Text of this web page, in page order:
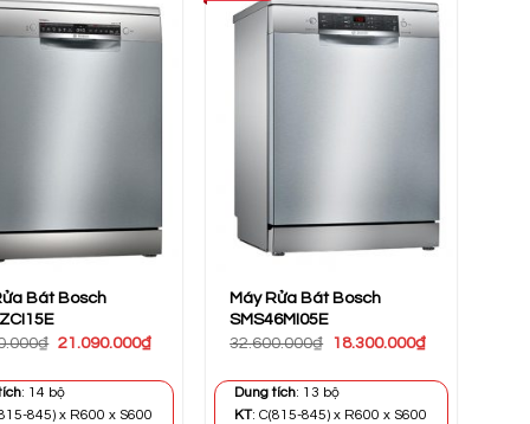
Bát Bosch
₫ Giá
40.390.000₫.
21.090.000₫Giá
là:
21.090.000₫.
: 14 bộ
845) x R600 x S600
Máy Rửa Bát Bosch
SMS46MI05E
32.600.000₫ Giá
32.600.000₫.
18.300.000₫Giá
là:
18.300.000₫.
Dung tích: 13 bộ
KT: C(815-845) x R600 x S600